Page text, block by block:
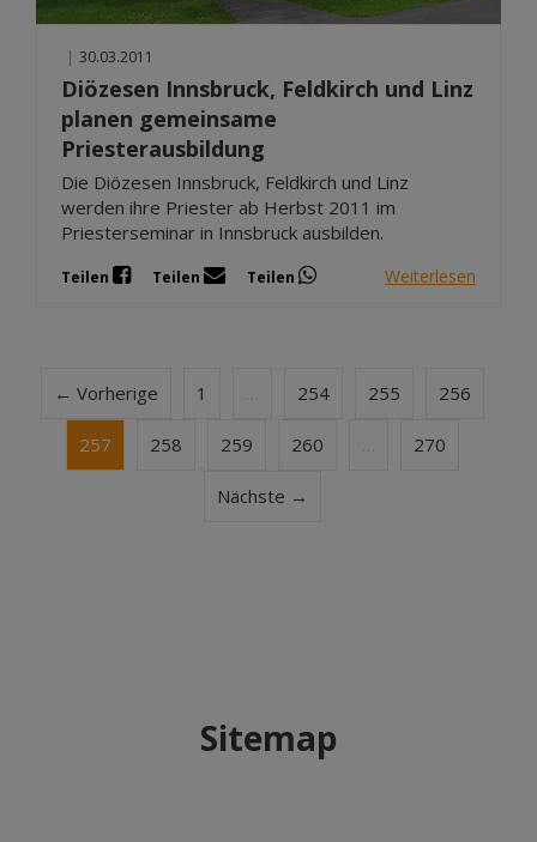
| 30.03.2011
Diözesen Innsbruck, Feldkirch und Linz
planen gemeinsame
Priesterausbildung
Die Diözesen Innsbruck, Feldkirch und Linz
werden ihre Priester ab Herbst 2011 im
Priesterseminar in Innsbruck ausbilden.
Teilen Teilen Teilen Weiterlesen
← Vorherige 1 254 255 256
257 258 259 260 270
Nächste →
Sitemap